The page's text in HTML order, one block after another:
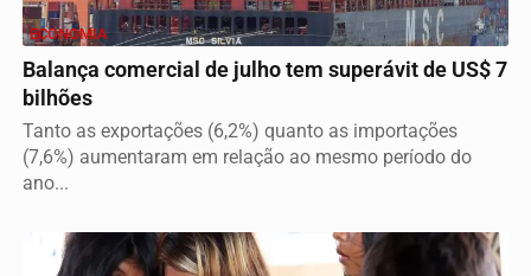
ECONOMIA
Balança comercial de julho tem superávit de US$ 7
bilhões
Tanto as exportações (6,2%) quanto as importações
(7,6%) aumentaram em relação ao mesmo período do
ano...